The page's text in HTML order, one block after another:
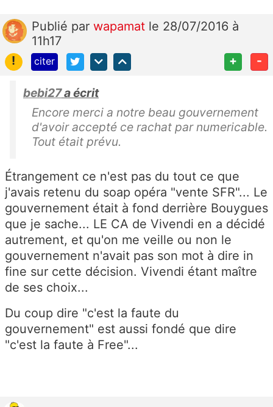
Publié par wapamat le 28/07/2016 à
11h17
!
citer + -
bebi27a écrit
Encore merci a notre beau gouvernement
d'avoir accepté ce rachat par numericable.
Tout était prévu.
Étrangement ce n'est pas du tout ce que
j'avais retenu du soap opéra "vente SFR"... Le
gouvernement était à fond derrière Bouygues
que je sache... LE CA de Vivendi en a décidé
autrement, et qu'on me veille ou non le
gouvernement n'avait pas son mot à dire in
fine sur cette décision. Vivendi étant maître
de ses choix...
Du coup dire "c'est la faute du
gouvernement" est aussi fondé que dire
"c'est la faute à Free"...